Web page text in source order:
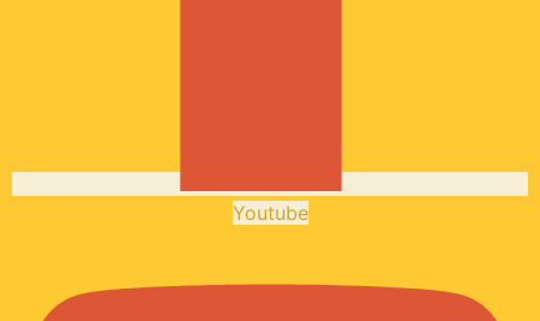
Youtube